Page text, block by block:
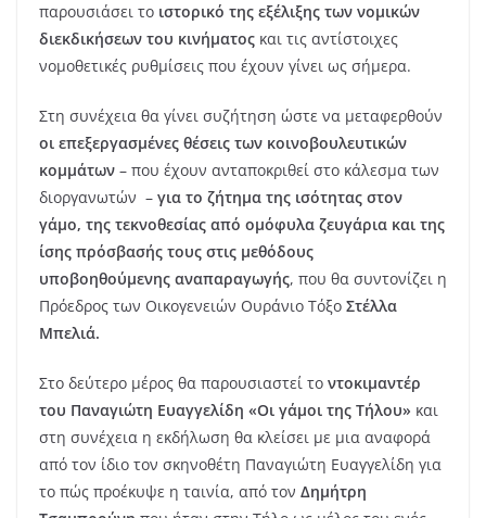
παρουσιάσει το ιστορικό της εξέλιξης των νομικών
διεκδικήσεων του κινήματος και τις αντίστοιχες
νομοθετικές ρυθμίσεις που έχουν γίνει ως σήμερα.
Στη συνέχεια θα γίνει συζήτηση ώστε να μεταφερθούν
οι επεξεργασμένες θέσεις των κοινοβουλευτικών
κομμάτων – που έχουν ανταποκριθεί στο κάλεσμα των
διοργανωτών – για το ζήτημα της ισότητας στον
γάμο, της τεκνοθεσίας από ομόφυλα ζευγάρια και της
ίσης πρόσβασής τους στις μεθόδους
υποβοηθούμενης αναπαραγωγής, που θα συντονίζει η
Πρόεδρος των Οικογενειών Ουράνιο Τόξο Στέλλα
Μπελιά.
Στο δεύτερο μέρος θα παρουσιαστεί το ντοκιμαντέρ
του Παναγιώτη Ευαγγελίδη «Οι γάμοι της Τήλου» και
στη συνέχεια η εκδήλωση θα κλείσει με μια αναφορά
από τον ίδιο τον σκηνοθέτη Παναγιώτη Ευαγγελίδη για
το πώς προέκυψε η ταινία, από τον Δημήτρη